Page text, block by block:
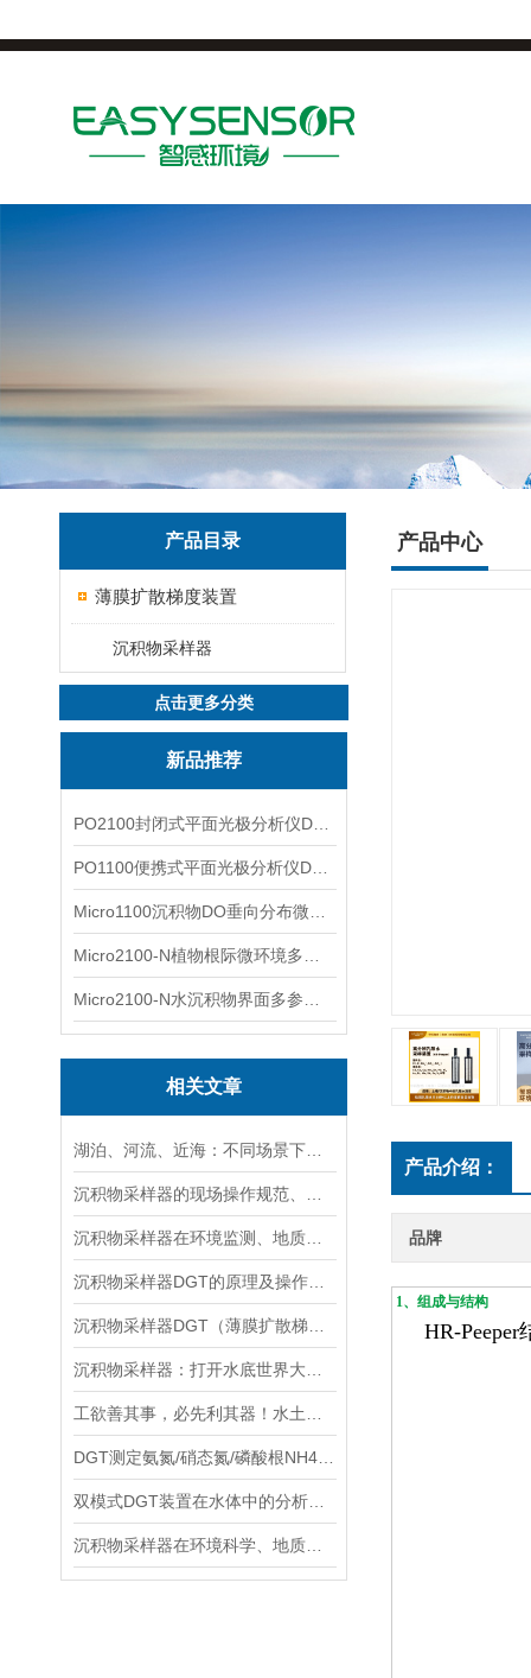
产品目录
薄膜扩散梯度装置
沉积物采样器
点击更多分类
新品推荐
相关文章
产品中心
产品介绍：
品牌
1、组成与结构
HR-Peeper